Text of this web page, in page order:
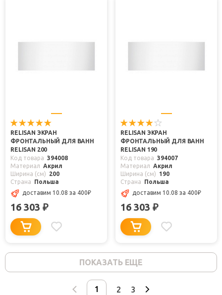
RELISAN ЭКРАН
ФРОНТАЛЬНЫЙ ДЛЯ ВАНН
RELISAN 200
Код товара 394008
Материал
Акрил
Ширина (см)
200
Страна
Польша
доставим 10.08 за 400₽
16 303 ₽
RELISAN ЭКРАН
ФРОНТАЛЬНЫЙ ДЛЯ ВАНН
RELISAN 190
Код товара 394007
Материал
Акрил
Ширина (см)
190
Страна
Польша
доставим 10.08 за 400₽
16 303 ₽
ПОКАЗАТЬ ЕЩЕ
2 3